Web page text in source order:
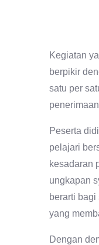
Kegiatan
berpikir
satu per
Peserta
pelajari
kesadaran
ungkapan
berarti
yang
Dengan